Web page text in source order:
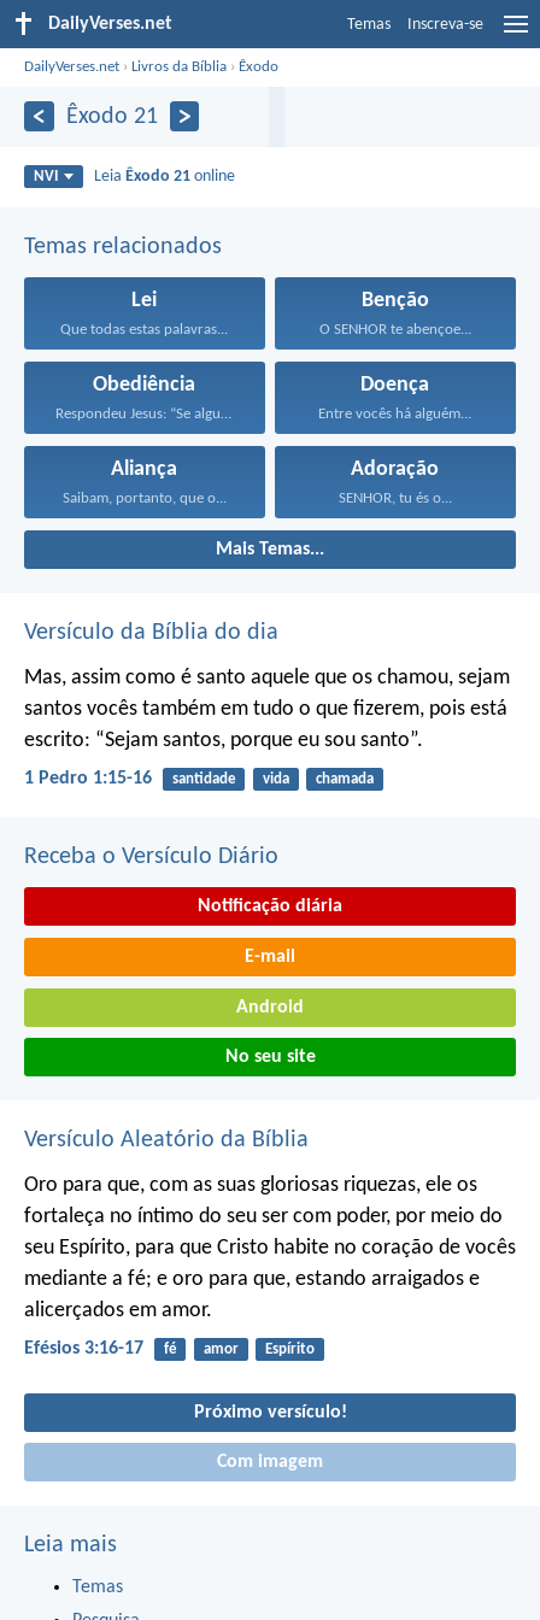
DailyVerses.net Temas Inscreva-se
DailyVerses.net ›Livros da Bíblia › Êxodo
Êxodo 21
NVI Leia Êxodo 21 online
Temas relacionados
Lei
Que todas estas palavras...
Benção
O SENHOR te abençoe...
Obediência
Respondeu Jesus: “Se alguém...
Doença
Entre vocês há alguém...
Aliança
Saibam, portanto, que o...
Adoração
SENHOR, tu és o...
Mais Temas...
Versículo da Bíblia do dia
Mas, assim como é santo aquele que os chamou, sejam
santos vocês também em tudo o que fizerem, pois está
escrito: “Sejam santos, porque eu sou santo”.
1 Pedro 1:15-16 santidade vida chamada
Receba o Versículo Diário
Notificação diária
E-mail
Android
No seu site
Versículo Aleatório da Bíblia
Oro para que, com as suas gloriosas riquezas, ele os
fortaleça no íntimo do seu ser com poder, por meio do
seu Espírito, para que Cristo habite no coração de vocês
mediante a fé; e oro para que, estando arraigados e
alicerçados em amor.
Efésios 3:16-17 fé amor Espírito
Próximo versículo!
Com imagem
Leia mais
Temas